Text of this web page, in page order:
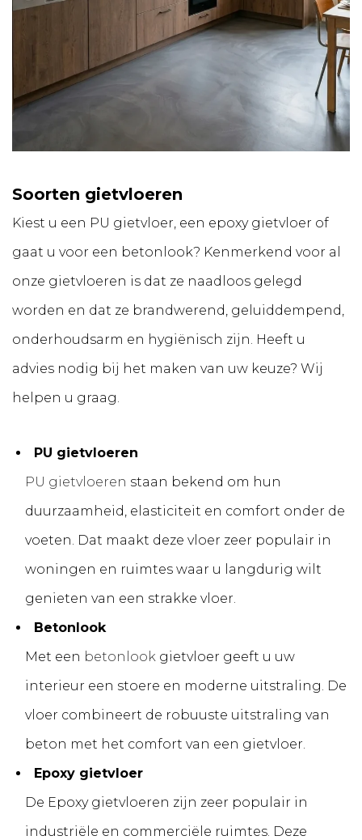
Soorten gietvloeren
Kiest u een PU gietvloer, een epoxy gietvloer of
gaat u voor een betonlook? Kenmerkend voor al
onze gietvloeren is dat ze naadloos gelegd
worden en dat ze brandwerend, geluiddempend,
onderhoudsarm en hygiënisch zijn. Heeft u
advies nodig bij het maken van uw keuze? Wij
helpen u graag.
PU gietvloeren
PU gietvloeren staan bekend om hun
duurzaamheid, elasticiteit en comfort onder de
voeten. Dat maakt deze vloer zeer populair in
woningen en ruimtes waar u langdurig wilt
genieten van een strakke vloer.
Betonlook
Met een betonlook gietvloer geeft u uw
interieur een stoere en moderne uitstraling. De
vloer combineert de robuuste uitstraling van
beton met het comfort van een gietvloer.
Epoxy gietvloer
De Epoxy gietvloeren zijn zeer populair in
industriële en commerciële ruimtes. Deze